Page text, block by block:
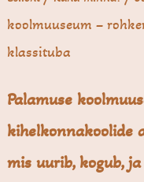
kool­muuseum –
klassituba
Palamuse
kihelkonnakoolide
mis uurib, kogub,